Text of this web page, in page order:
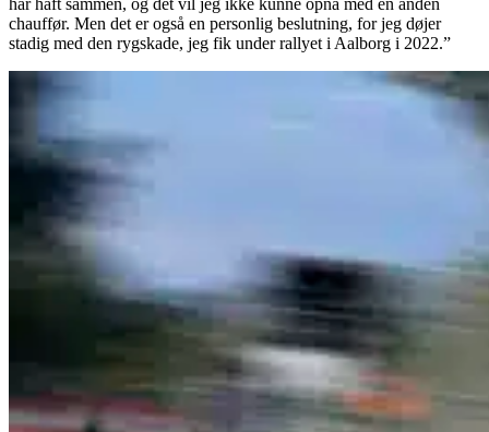
har haft sammen, og det vil jeg ikke kunne opnå med en anden
chauffør. Men det er også en personlig beslutning, for jeg døjer
stadig med den rygskade, jeg fik under rallyet i Aalborg i 2022.”